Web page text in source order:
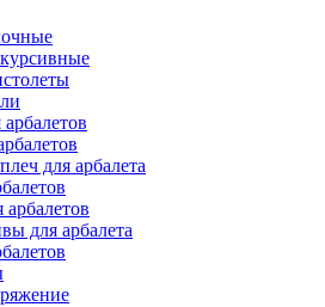
для арбалета
для арбалета